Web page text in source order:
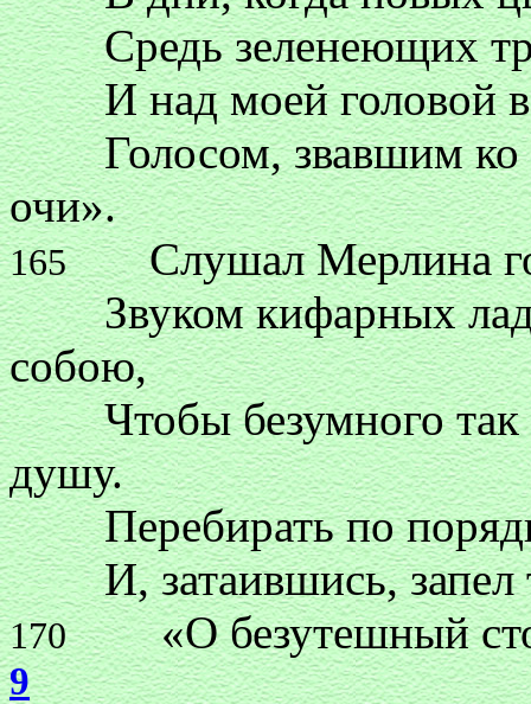
Средь зеленеющих
И над моей головой в
Голосом, звавшим ко
очи».
165Слушал Мерлина
Звуком кифарных
собою,
Чтобы безумного так
душу.
Перебирать по
И, затаившись, запел
170«О безутешный стон
9